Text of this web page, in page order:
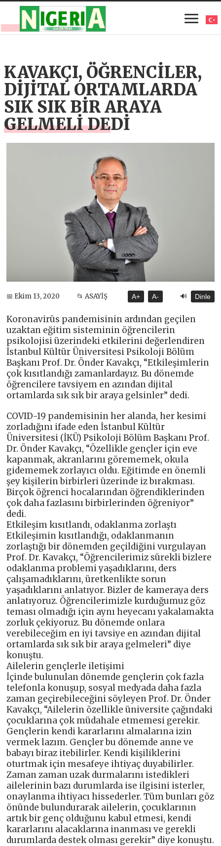
KAVAKÇI, ÖĞRENCİLER,
DİJİTAL ORTAMLARDA
SIK SIK BİR ARAYA
GELMELİ DEDİ
📅 Ekim 13, 2020 📂 ASAYİŞ A+ A- 🔊 Dinle
Koronavirüs pandemisinin ardından geçilen
uzaktan eğitim sisteminin öğrencilerin
psikolojisi üzerindeki etkilerini değerlendiren
İstanbul Kültür Üniversitesi Psikoloji Bölüm
Başkanı Prof. Dr. Önder Kavakçı, “Etkileşimlerin
çok kısıtlandığı zamanlardayız. Bu dönemde
öğrencilere tavsiyem en azından dijital
ortamlarda sık sık bir araya gelsinler” dedi.
COVID-19 pandemisinin her alanda, her kesimi
zorladığını ifade eden İstanbul Kültür
Üniversitesi (İKÜ) Psikoloji Bölüm Başkanı Prof.
Dr. Önder Kavakçı, “Özellikle gençler için eve
kapanmak, akranlarını görememek, okula
gidememek zorlayıcı oldu. Eğitimde en önemli
şey kişilerin birbirleri üzerinde iz bırakması.
Birçok öğrenci hocalarından öğrendiklerinden
çok daha fazlasını birbirlerinden öğreniyor”
dedi.
Etkileşim kısıtlandı, odaklanma zorlaştı
Etkileşimin kısıtlandığı, odaklanmanın
zorlaştığı bir dönemden geçildiğini vurgulayan
Prof. Dr. Kavakçı, “Öğrencilerimiz sürekli bizlere
odaklanma problemi yaşadıklarını, ders
çalışamadıklarını, üretkenlikte sorun
yaşadıklarını anlatıyor. Bizler de kameraya ders
anlatıyoruz. Öğrencilerimizle kurduğumuz göz
teması olmadığı için aynı heyecanı yakalamakta
zorluk çekiyoruz. Bu dönemde onlara
verebileceğim en iyi tavsiye en azından dijital
ortamlarda sık sık bir araya gelmeleri” diye
konuştu.
Ailelerin gençlerle iletişimi
İçinde bulunulan dönemde gençlerin çok fazla
telefonla konuşup, sosyal medyada daha fazla
zaman geçirebileceğini söyleyen Prof. Dr. Önder
Kavakçı, “Ailelerin özellikle üniversite çağındaki
çocuklarına çok müdahale etmemesi gerekir.
Gençlerin kendi kararlarını almalarına izin
vermek lazım. Gençler bu dönemde anne ve
babayı biraz itebilirler. Kendi kişiliklerini
oturtmak için mesafeye ihtiyaç duyabilirler.
Zaman zaman uzak durmalarını istedikleri
ailelerinin bazı durumlarda ise ilgisini isterler,
onaylanma ihtiyacı hissederler. Tüm bunları göz
önünde bulundurarak ailelerin, çocuklarının
artık bir genç olduğunu kabul etmesi, kendi
kararlarını alacaklarına inanması ve gerekli
durumlarda destek olması gerekir” diye konuştu.